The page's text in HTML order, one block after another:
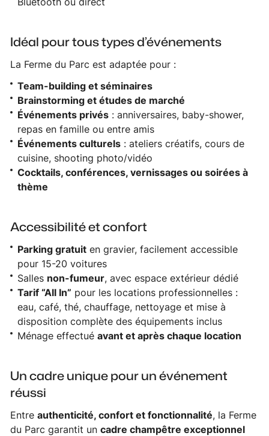
Idéal pour tous types d’événements
La Ferme du Parc est adaptée pour :
Team-building et séminaires
Brainstorming et études de marché
Événements privés : anniversaires, baby-shower,
repas en famille ou entre amis
Événements culturels : ateliers créatifs, cours de
cuisine, shooting photo/vidéo
Cocktails, conférences, vernissages ou soirées à
thème
Accessibilité et confort
Parking gratuit en gravier, facilement accessible
pour 15-20 voitures
Salles non-fumeur, avec espace extérieur dédié
Tarif “All In” pour les locations professionnelles :
eau, café, thé, chauffage, nettoyage et mise à
disposition complète des équipements inclus
Ménage effectuéavant et après chaque location
Un cadre unique pour un événement
réussi
Entreauthenticité, confort et fonctionnalité, la Ferme
du Parc garantit uncadre champêtre exceptionnel